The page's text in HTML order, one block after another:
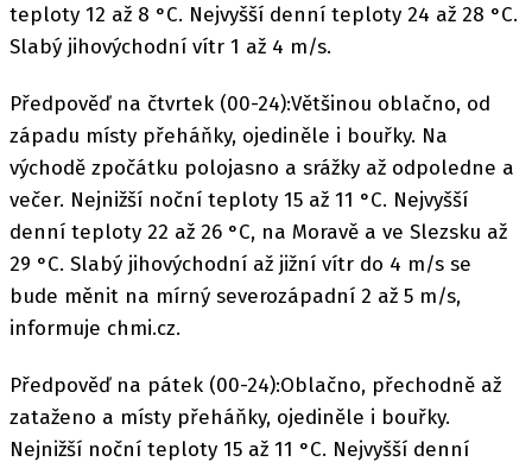
teploty 12 až 8 °C. Nejvyšší denní teploty 24 až 28 °C.
Slabý jihovýchodní vítr 1 až 4 m/s.
Předpověď na čtvrtek (00-24):Většinou oblačno, od
západu místy přeháňky, ojediněle i bouřky. Na
východě zpočátku polojasno a srážky až odpoledne a
večer. Nejnižší noční teploty 15 až 11 °C. Nejvyšší
denní teploty 22 až 26 °C, na Moravě a ve Slezsku až
29 °C. Slabý jihovýchodní až jižní vítr do 4 m/s se
bude měnit na mírný severozápadní 2 až 5 m/s,
informuje chmi.cz.
Předpověď na pátek (00-24):Oblačno, přechodně až
zataženo a místy přeháňky, ojediněle i bouřky.
Nejnižší noční teploty 15 až 11 °C. Nejvyšší denní